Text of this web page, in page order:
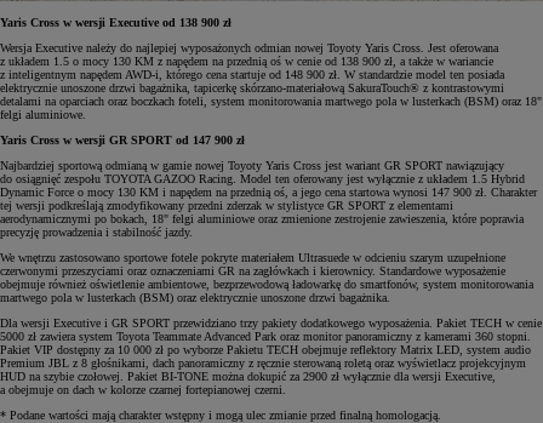
Yaris Cross w wersji Executive od 138 900 zł
Wersja Executive należy do najlepiej wyposażonych odmian nowej Toyoty Yaris Cross. Jest oferowana
z układem 1.5 o mocy 130 KM z napędem na przednią oś w cenie od 138 900 zł, a także w wariancie
z inteligentnym napędem AWD-i, którego cena startuje od 148 900 zł. W standardzie model ten posiada
elektrycznie unoszone drzwi bagażnika, tapicerkę skórzano-materiałową SakuraTouch® z kontrastowymi
detalami na oparciach oraz boczkach foteli, system monitorowania martwego pola w lusterkach (BSM) oraz 18"
felgi aluminiowe.
Yaris Cross w wersji GR SPORT od 147 900 zł
Najbardziej sportową odmianą w gamie nowej Toyoty Yaris Cross jest wariant GR SPORT nawiązujący
do osiągnięć zespołu TOYOTA GAZOO Racing. Model ten oferowany jest wyłącznie z układem 1.5 Hybrid
Dynamic Force o mocy 130 KM i napędem na przednią oś, a jego cena startowa wynosi 147 900 zł. Charakter
tej wersji podkreślają zmodyfikowany przedni zderzak w stylistyce GR SPORT z elementami
aerodynamicznymi po bokach, 18" felgi aluminiowe oraz zmienione zestrojenie zawieszenia, które poprawia
precyzję prowadzenia i stabilność jazdy.
We wnętrzu zastosowano sportowe fotele pokryte materiałem Ultrasuede w odcieniu szarym uzupełnione
czerwonymi przeszyciami oraz oznaczeniami GR na zagłówkach i kierownicy. Standardowe wyposażenie
obejmuje również oświetlenie ambientowe, bezprzewodową ładowarkę do smartfonów, system monitorowania
martwego pola w lusterkach (BSM) oraz elektrycznie unoszone drzwi bagażnika.
Dla wersji Executive i GR SPORT przewidziano trzy pakiety dodatkowego wyposażenia. Pakiet TECH w cenie
5000 zł zawiera system Toyota Teammate Advanced Park oraz monitor panoramiczny z kamerami 360 stopni.
Pakiet VIP dostępny za 10 000 zł po wyborze Pakietu TECH obejmuje reflektory Matrix LED, system audio
Premium JBL z 8 głośnikami, dach panoramiczny z ręcznie sterowaną roletą oraz wyświetlacz projekcyjnym
HUD na szybie czołowej. Pakiet BI-TONE można dokupić za 2900 zł wyłącznie dla wersji Executive,
a obejmuje on dach w kolorze czarnej fortepianowej czerni.
* Podane wartości mają charakter wstępny i mogą ulec zmianie przed finalną homologacją.